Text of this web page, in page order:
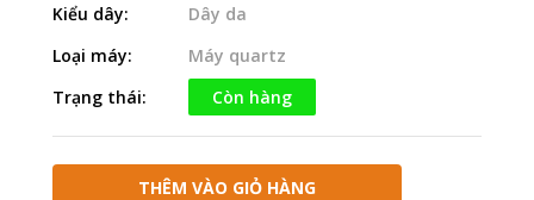
Kiểu dây:
Dây da
Loại máy:
Máy quartz
Trạng thái:
Còn hàng
THÊM VÀO GIỎ HÀNG